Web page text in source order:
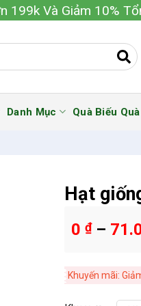
199k Và Giảm 10%
Danh Mục Quà Biếu
Hạt
0 ₫–
Khuyến mãi: